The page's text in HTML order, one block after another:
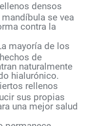
densos
se vea
contra la
mayoría de los
de
naturalmente
hialurónico.
rellenos
sus propias
una mejor salud